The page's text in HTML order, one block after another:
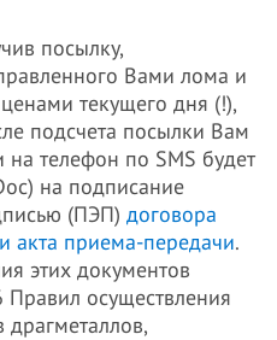
посылку,
Вами лома и
текущего дня (!),
подсчета посылки Вам
на телефон по SMS будет
на подписание
(ПЭП)договора
приема-передачи.
этих документов
осуществления
драгметаллов,